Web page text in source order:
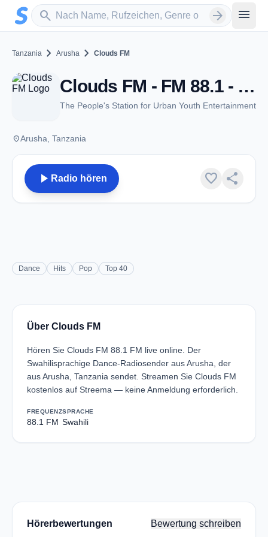
Zum Hauptinhalt springen
search
Sender suchen arrow_forward menu
Tanzania chevron_right Arusha chevron_right Clouds FM
Clouds FM - FM 88.1 - Arusha
The People's Station for Urban Youth Entertainment
placeArusha, Tanzania
play_arrow Radio hören favorite share
Dance Hits Pop Top 40
Über Clouds FM
Hören Sie Clouds FM 88.1 FM live online. Der
Swahilisprachige Dance-Radiosender aus Arusha, der
aus Arusha, Tanzania sendet. Streamen Sie Clouds FM
kostenlos auf Streema — keine Anmeldung erforderlich.
FREQUENZ
88.1 FM
SPRACHE
Swahili
Hörerbewertungen Bewertung schreiben